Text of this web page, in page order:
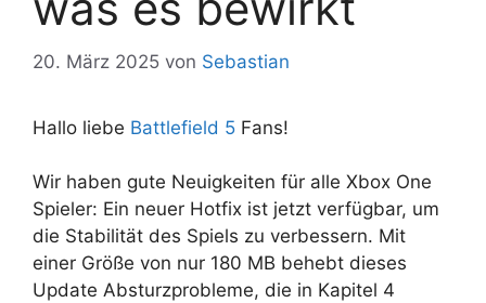
20. März 2025 von Sebastian
Hallo liebe Battlefield 5 Fans!
Wir haben gute Neuigkeiten für alle Xbox One
Spieler: Ein neuer Hotfix ist jetzt verfügbar, um
die Stabilität des Spiels zu verbessern. Mit
einer Größe von nur 180 MB behebt dieses
Update Absturzprobleme, die in Kapitel 4